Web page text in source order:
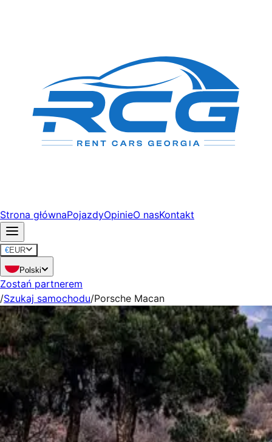
Strona głównaPojazdyOpinieO nasKontakt
€EUR
Polski
Zostań partnerem
/Szukaj samochodu/Porsche Macan